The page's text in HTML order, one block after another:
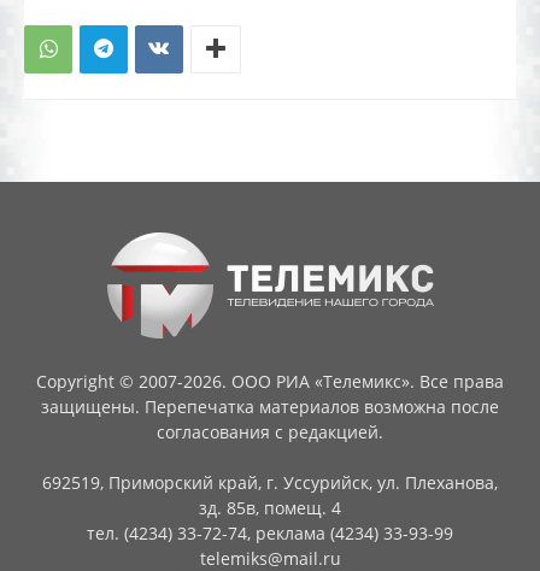
Copyright © 2007-2026. ООО РИА «Телемикс». Все права
защищены. Перепечатка материалов возможна после
согласования с редакцией.
692519, Приморский край, г. Уссурийск, ул. Плеханова,
зд. 85в, помещ. 4
тел. (4234) 33-72-74, реклама (4234) 33-93-99
telemiks@mail.ru